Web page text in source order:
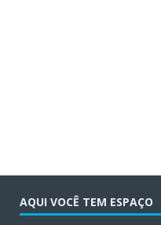
AQUI VOCÊ TEM ESPAÇO